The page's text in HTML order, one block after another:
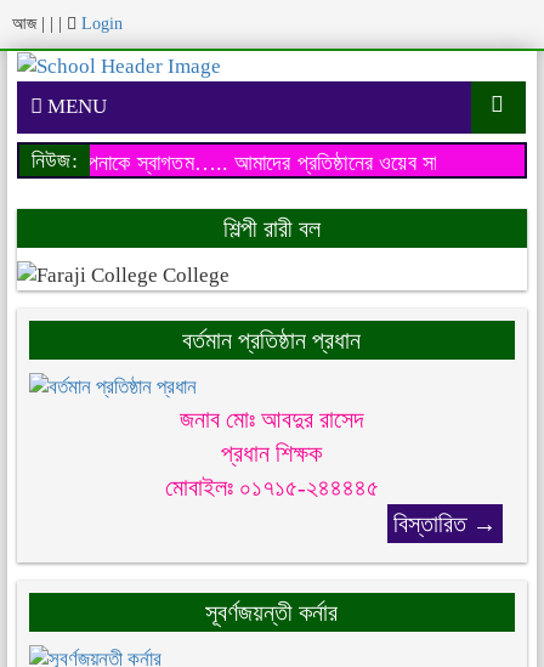
আজ Login
MENU
নিউজ: আমাদের প্রতিষ্ঠানের ওয়েব সাইটে
সাইটে আপনাকে স্বাগতম…..
শিল্পী রারী বল
বর্তমান প্রতিষ্ঠান প্রধান
জনাব মোঃ আবদুর রাসেদ
প্রধান শিক্ষক
মোবাইলঃ ০১৭১৫-২৪৪৪৪৫
বিস্তারিত →
সূবর্ণজয়ন্তী কর্নার